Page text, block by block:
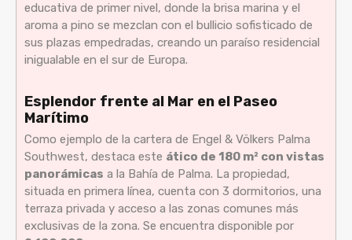
educativa de primer nivel, donde la brisa marina y el
aroma a pino se mezclan con el bullicio sofisticado de
sus plazas empedradas, creando un paraíso residencial
inigualable en el sur de Europa.
Esplendor frente al Mar en el Paseo
Marítimo
Como ejemplo de la cartera de Engel & Völkers Palma
Southwest, destaca este ático de 180 m² con vistas
panorámicas a la Bahía de Palma. La propiedad,
situada en primera línea, cuenta con 3 dormitorios, una
terraza privada y acceso a las zonas comunes más
exclusivas de la zona. Se encuentra disponible por